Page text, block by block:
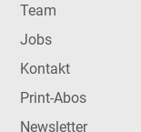
Team
Jobs
Kontakt
Print-Abos
Newsletter